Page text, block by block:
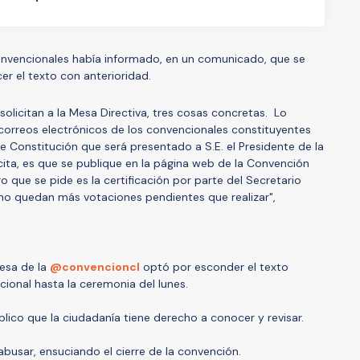
había informado, en un comunicado, que se
el texto con anterioridad.
a la Mesa Directiva, tres cosas concretas. Lo
electrónicos de los convencionales constituyentes
que será presentado a S.E. el Presidente de la
es que se publique en la página web de la Convención
que se pide es la certificación por parte del Secretario
quedan más votaciones pendientes que realizar",
de la @convencioncl optó por esconder el texto
hasta la ceremonia del lunes.
que la ciudadanía tiene derecho a conocer y revisar.
ensuciando el cierre de la convención.